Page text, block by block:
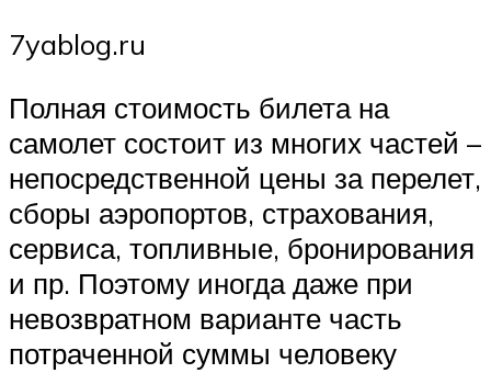
7yablog.ru
Полная стоимость билета на
самолет состоит из многих частей –
непосредственной цены за перелет,
сборы аэропортов, страхования,
сервиса, топливные, бронирования
и пр. Поэтому иногда даже при
невозвратном варианте часть
потраченной суммы человеку